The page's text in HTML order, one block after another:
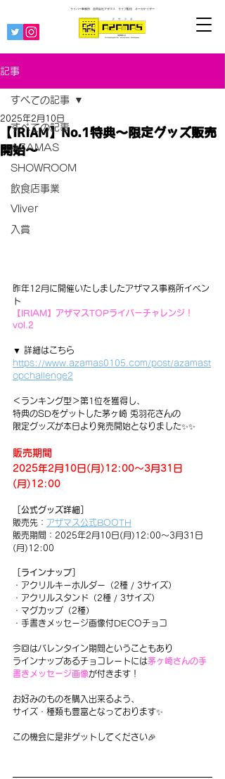
ライバー事務所 合同会社アザマス ライブ配信 オーガナイザー
記事
すべての記事
AZAMAS
SHOWROOM
飲食店事業
Vliver
入賞
すべての記事
【IRIAM】No.1特典〜限定グッズ販売
開始〜
2025年2月10日
昨年12月に開催いたしましたアザマス事務所イベン
ト
【IRIAM】アザマスTOPライバーチャレンジ！
vol.2
▼ 詳細はこちら
https://www.azamas0105.com/post/azamast
opchallenge2
＜ランキング型＞第1位を獲得し、
特典のSDをゲットした茅ヶ崎 兎羽花さんの
限定グッズが本日より発売開始となりました✨✨
販売期間
2025年2月10日(月)12:00〜3月31日
(月)12:00
［公式グッズ詳細］
販売先： アザマス公式BOOTH
販売期間：2025年2月10日(月)12:00〜3月31日
(月)12:00
［ラインナップ］
・アクリルキーホルダー（2種 / 3サイズ）
・アクリルスタンド（2種 / 3サイズ）
・マグカップ（2種）
・手書きメッセージ画像付DECOチョコ
今回はバレンタイン期間ということもあり
ラインナップあるチョコレートには茅ヶ崎さんの手
書きメッセージ画像が付きます！
お好みのものを購入出来るよう、
サイズ・種類も豊富となっております✨
この機会に是非ゲットしてください🎉